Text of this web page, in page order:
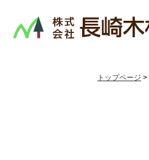
トップページ >